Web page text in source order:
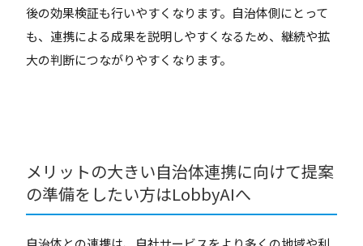
後の効果検証も行いやすくなります。自治体側にとって
も、連携による成果を説明しやすくなるため、継続や拡
大の判断につながりやすくなります。
メリットの大きい自治体連携に向けて提案
の準備をしたい方はLobbyAIへ